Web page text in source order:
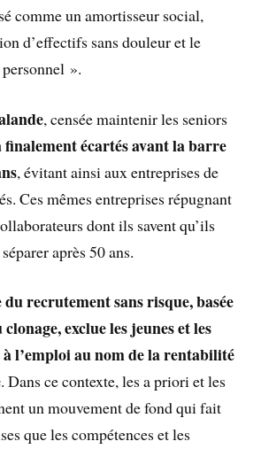
comme un amortisseur social,
d’effectifs sans douleur et le
».
, censée maintenir les seniors
finalement écartés avant la barre
, évitant ainsi aux entreprises de
Ces mêmes entreprises répugnant
dont ils savent qu’ils
après 50 ans.
recrutement sans risque, basée
exclue les jeunes et les
à l’emploi au nom de la rentabilité
. Dans ce contexte, les a priori et les
un mouvement de fond qui fait
que les compétences et les